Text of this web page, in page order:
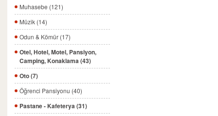
Muhasebe (121)
Müzik (14)
Odun & Kömür (17)
Otel, Hotel, Motel, Pansiyon,
Camping, Konaklama (43)
Oto (7)
Öğrenci Pansiyonu (40)
Pastane - Kafeterya (31)